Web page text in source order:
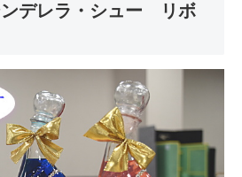
デレラ・シュー リボ